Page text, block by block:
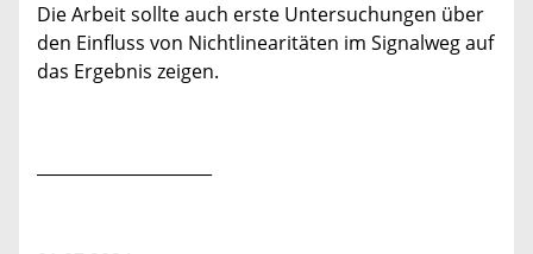
Die Arbeit sollte auch erste Untersuchungen über
den Einfluss von Nichtlinearitäten im Signalweg auf
das Ergebnis zeigen.